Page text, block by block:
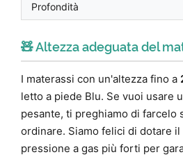
Profondità
🧸 Altezza adeguata del
I materassi con un'altezza fino a
letto a piede Blu. Se vuoi usare
pesante, ti preghiamo di farcelo
ordinare. Siamo felici di dotare
pressione a gas più forti per